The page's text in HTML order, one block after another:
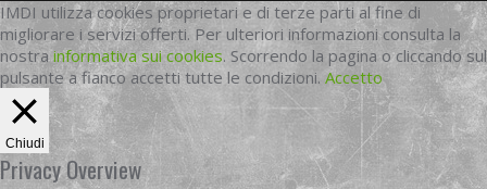
IMDI utilizza cookies proprietari e di terze parti al fine di
migliorare i servizi offerti. Per ulteriori informazioni consulta la
nostrainformativa sui cookies. Scorrendo la pagina o cliccando sul
pulsante a fianco accetti tutte le condizioni. Accetto
Chiudi
Privacy Overview